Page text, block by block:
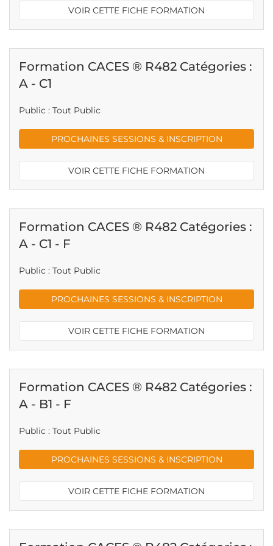
VOIR CETTE FICHE FORMATION
Formation CACES ® R482 Catégories :
A - C1
Public : Tout Public
PROCHAINES SESSIONS & INSCRIPTION
VOIR CETTE FICHE FORMATION
Formation CACES ® R482 Catégories :
A - C1 - F
Public : Tout Public
PROCHAINES SESSIONS & INSCRIPTION
VOIR CETTE FICHE FORMATION
Formation CACES ® R482 Catégories :
A - B1 - F
Public : Tout Public
PROCHAINES SESSIONS & INSCRIPTION
VOIR CETTE FICHE FORMATION